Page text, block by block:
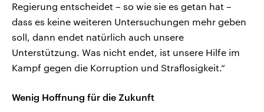
Regierung entscheidet – so wie sie es getan hat –
dass es keine weiteren Untersuchungen mehr geben
soll, dann endet natürlich auch unsere
Unterstützung. Was nicht endet, ist unsere Hilfe im
Kampf gegen die Korruption und Straflosigkeit.“
Wenig Hoffnung für die Zukunft